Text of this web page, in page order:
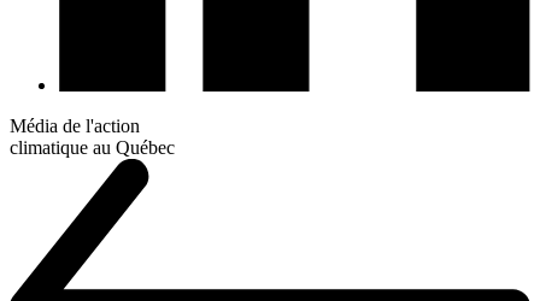
Média de l'action
climatique au Québec